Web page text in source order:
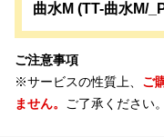
曲水M (TT-曲水M/
ご注意事項
※サービスの性質上、 ご
ません。 ご了承ください。